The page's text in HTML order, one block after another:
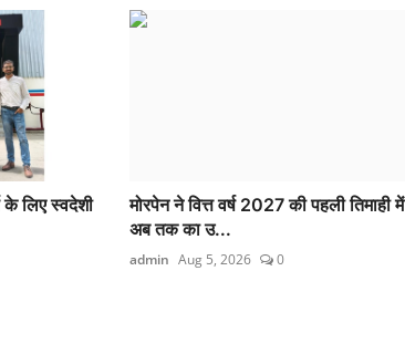
लिए स्वदेशी
मोरपेन ने वित्त वर्ष 2027 की पहली तिमाही में
अब तक का उ...
admin Aug 5, 2026 0